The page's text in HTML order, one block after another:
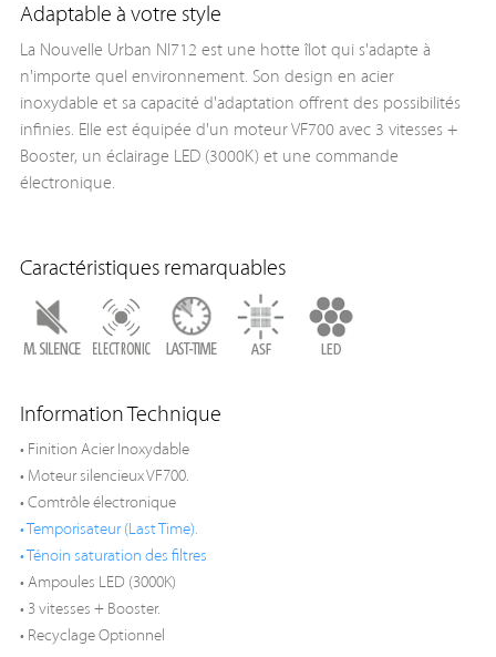
Adaptable à votre style
La Nouvelle Urban NI712 est une hotte îlot qui s'adapte à
n'importe quel environnement. Son design en acier
inoxydable et sa capacité d'adaptation offrent des possibilités
infinies. Elle est équipée d'un moteur VF700 avec 3 vitesses +
Booster, un éclairage LED (3000K) et une commande
électronique.
Caractéristiques remarquables
Information Technique
• Finition Acier Inoxydable
• Moteur silencieux VF700.
• Comtrôle électronique
• Temporisateur (Last Time).
• Ténoin saturation des filtres
• Ampoules LED (3000K)
• 3 vitesses + Booster.
• Recyclage Optionnel